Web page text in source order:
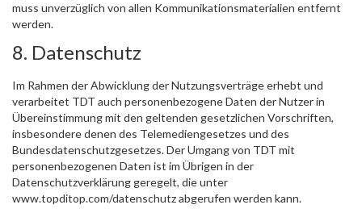
muss unverzüglich von allen Kommunikationsmaterialien entfernt
werden.
8. Datenschutz
Im Rahmen der Abwicklung der Nutzungsverträge erhebt und
verarbeitet TDT auch personenbezogene Daten der Nutzer in
Übereinstimmung mit den geltenden gesetzlichen Vorschriften,
insbesondere denen des Telemediengesetzes und des
Bundesdatenschutzgesetzes. Der Umgang von TDT mit
personenbezogenen Daten ist im Übrigen in der
Datenschutzverklärung geregelt, die unter
www.topditop.com/datenschutz abgerufen werden kann.